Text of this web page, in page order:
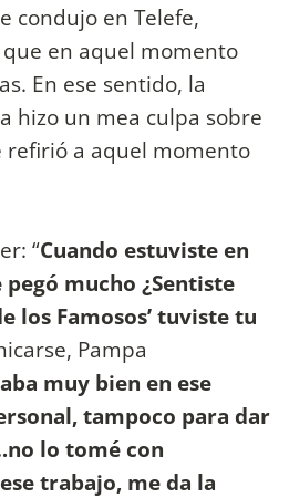
condujo en Telefe,
que en aquel momento
En ese sentido, la
hizo un mea culpa sobre
refirió a aquel momento
“Cuando estuviste en
mucho ¿Sentiste
los Famosos’ tuviste tu
Pampa
muy bien en ese
tampoco para dar
lo tomé con
trabajo, me da la